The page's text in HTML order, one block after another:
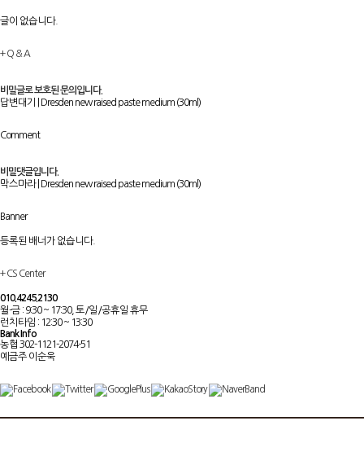
글이 없습니다.
+ Q & A
비밀글로 보호된 문의입니다.
답변대기
Dresden new raised paste medium (30ml)
Comment
비밀댓글입니다.
막스마라 Dresden new raised paste medium (30ml)
Banner
등록된 배너가 없습니다.
+ CS Center
010.4245.2130
월-금 : 9:30 ~ 17:30, 토/일/공휴일 휴무
런치타임 : 12:30 ~ 13:30
Bank Info
농협 302-1121-2074-51
예금주 이순욱